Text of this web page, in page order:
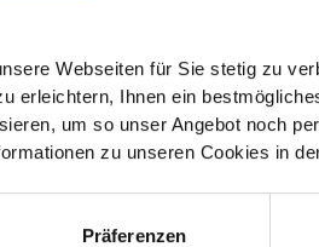
Webseiten für Sie stetig zu
erleichtern, Ihnen ein
um so unser Angebot noch
zu unseren Cookies in
Präferenzen
Tag 08:30 bis 16:00 Uhr